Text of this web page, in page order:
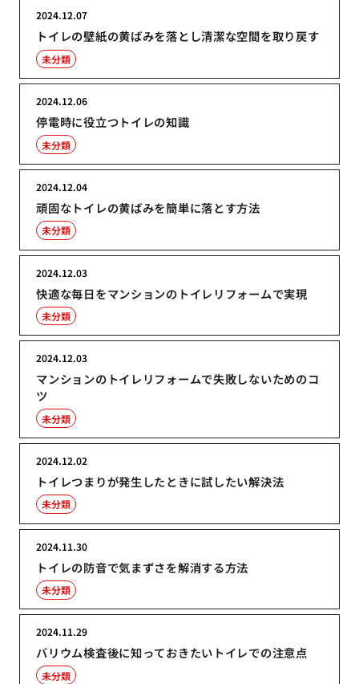
トイレの壁紙の黄ばみを落とし清潔な空間を取り戻す
2024.12.07
未分類
停電時に役立つトイレの知識
2024.12.06
未分類
頑固なトイレの黄ばみを簡単に落とす方法
2024.12.04
未分類
快適な毎日をマンションのトイレリフォームで実現
2024.12.03
未分類
マンションのトイレリフォームで失敗しないためのコ
ツ
2024.12.03
未分類
トイレつまりが発生したときに試したい解決法
2024.12.02
未分類
トイレの防音で気まずさを解消する方法
2024.11.30
未分類
バリウム検査後に知っておきたいトイレでの注意点
2024.11.29
未分類